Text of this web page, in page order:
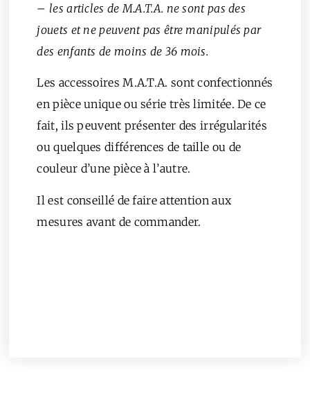
– les articles de M.A.T.A. ne sont pas des
jouets et ne peuvent pas être manipulés par
des enfants de moins de 36 mois.
Les accessoires M.A.T.A. sont confectionnés
en pièce unique ou série très limitée. De ce
fait, ils peuvent présenter des irrégularités
ou quelques différences de taille ou de
couleur d’une pièce à l’autre.
Il est conseillé de faire attention aux
mesures avant de commander.